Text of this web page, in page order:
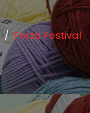
/ Forza Festival